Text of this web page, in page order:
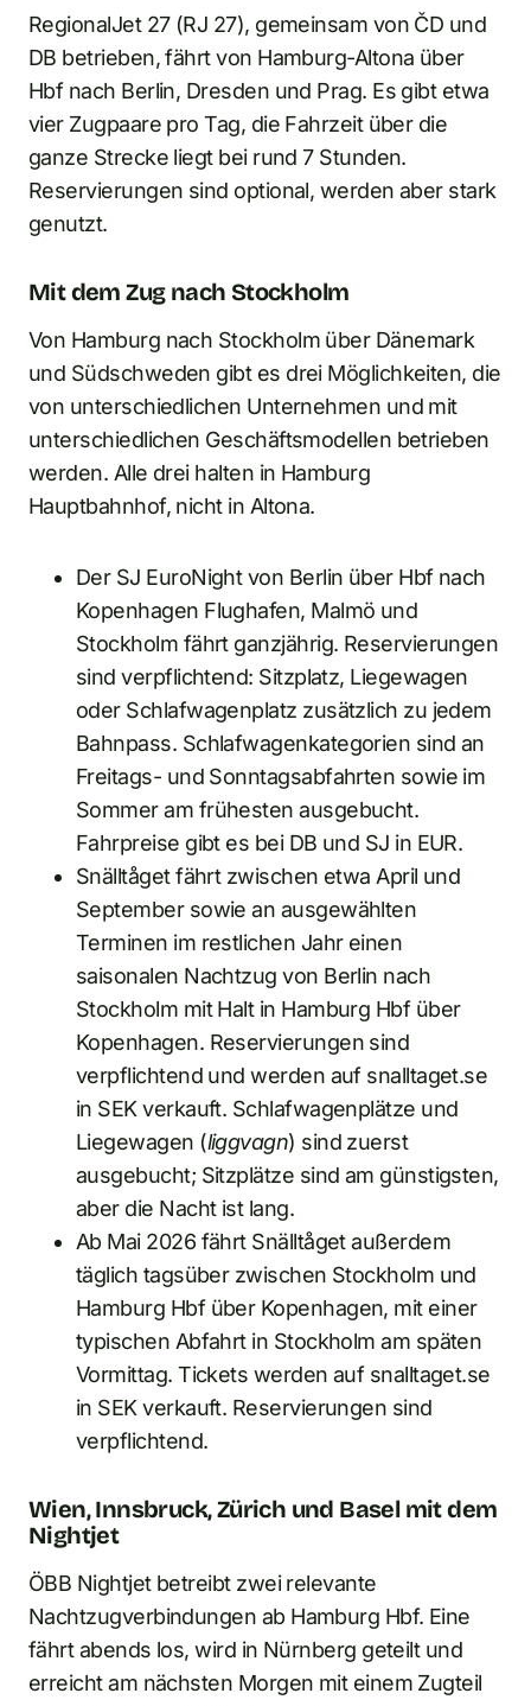
RegionalJet 27 (RJ 27), gemeinsam von ČD und
DB betrieben, fährt von Hamburg-Altona über
Hbf nach Berlin, Dresden und Prag. Es gibt etwa
vier Zugpaare pro Tag, die Fahrzeit über die
ganze Strecke liegt bei rund 7 Stunden.
Reservierungen sind optional, werden aber stark
genutzt.
Mit dem Zug nach Stockholm
Von Hamburg nach Stockholm über Dänemark
und Südschweden gibt es drei Möglichkeiten, die
von unterschiedlichen Unternehmen und mit
unterschiedlichen Geschäftsmodellen betrieben
werden. Alle drei halten in Hamburg
Hauptbahnhof, nicht in Altona.
Der SJ EuroNight von Berlin über Hbf nach
Kopenhagen Flughafen, Malmö und
Stockholm fährt ganzjährig. Reservierungen
sind verpflichtend: Sitzplatz, Liegewagen
oder Schlafwagenplatz zusätzlich zu jedem
Bahnpass. Schlafwagenkategorien sind an
Freitags- und Sonntagsabfahrten sowie im
Sommer am frühesten ausgebucht.
Fahrpreise gibt es bei DB und SJ in EUR.
Snälltåget fährt zwischen etwa April und
September sowie an ausgewählten
Terminen im restlichen Jahr einen
saisonalen Nachtzug von Berlin nach
Stockholm mit Halt in Hamburg Hbf über
Kopenhagen. Reservierungen sind
verpflichtend und werden auf snalltaget.se
in SEK verkauft. Schlafwagenplätze und
Liegewagen (liggvagn) sind zuerst
ausgebucht; Sitzplätze sind am günstigsten,
aber die Nacht ist lang.
Ab Mai 2026 fährt Snälltåget außerdem
täglich tagsüber zwischen Stockholm und
Hamburg Hbf über Kopenhagen, mit einer
typischen Abfahrt in Stockholm am späten
Vormittag. Tickets werden auf snalltaget.se
in SEK verkauft. Reservierungen sind
verpflichtend.
Wien, Innsbruck, Zürich und Basel mit dem
Nightjet
ÖBB Nightjet betreibt zwei relevante
Nachtzugverbindungen ab Hamburg Hbf. Eine
fährt abends los, wird in Nürnberg geteilt und
erreicht am nächsten Morgen mit einem Zugteil